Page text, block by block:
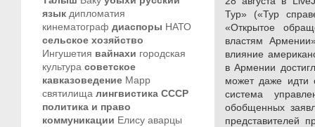
язык дипломатия
кинематограф диаспоры НАТО
сельское хозяйство
Ингушетия вайнахи городская
культура советское
кавказоведение Марр
святилища лингвистика СССР
политика и право
коммуникации Елису аварцы
Тур» («Тур
«Открытое
властям
влияние
в Армении
может даже идти
система
обобщенных
представителей